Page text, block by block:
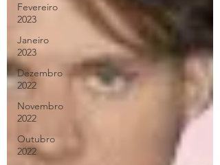
Fevereiro
2023
Janeiro
2023
Dezembro
2022
Novembro
2022
Outubro
2022